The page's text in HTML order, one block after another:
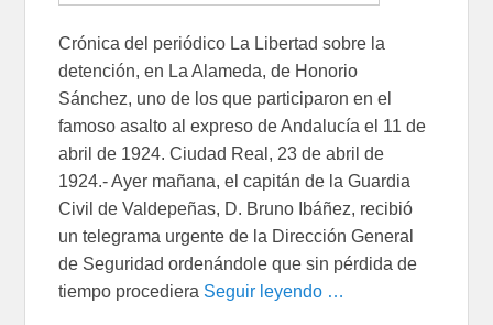
Crónica del periódico La Libertad sobre la
detención, en La Alameda, de Honorio
Sánchez, uno de los que participaron en el
famoso asalto al expreso de Andalucía el 11 de
abril de 1924. Ciudad Real, 23 de abril de
1924.- Ayer mañana, el capitán de la Guardia
Civil de Valdepeñas, D. Bruno Ibáñez, recibió
un telegrama urgente de la Dirección General
de Seguridad ordenándole que sin pérdida de
tiempo procediera Seguir leyendo …